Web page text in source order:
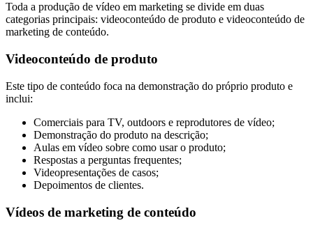
Toda a produção de vídeo em marketing se divide em duas
categorias principais: videoconteúdo de produto e videoconteúdo de
marketing de conteúdo.
Videoconteúdo de produto
Este tipo de conteúdo foca na demonstração do próprio produto e
inclui:
Comerciais para TV, outdoors e reprodutores de vídeo;
Demonstração do produto na descrição;
Aulas em vídeo sobre como usar o produto;
Respostas a perguntas frequentes;
Videopresentações de casos;
Depoimentos de clientes.
Vídeos de marketing de conteúdo